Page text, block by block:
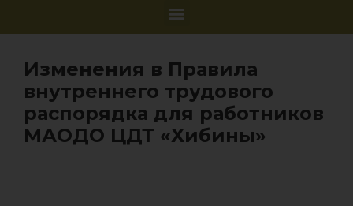
Изменения в Правила
внутреннего трудового
распорядка для работников
МАОДО ЦДТ «Хибины»